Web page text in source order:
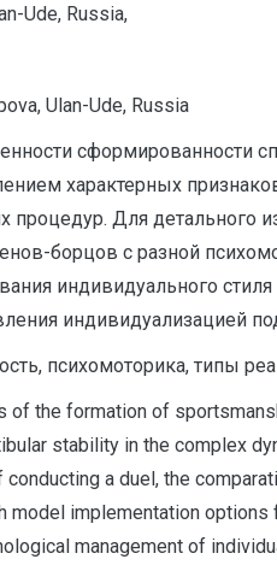
Ude, Russia,
Ulan-Ude, Russia
сформированности
характерных
процедур. Для
борцов с разной
индивидуального
индивидуализацией
психомоторика, типы
of the formation of
stability in the complex
a duel, the
implementation
management of